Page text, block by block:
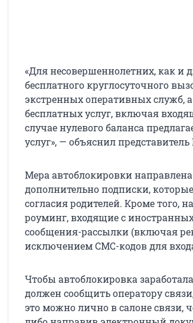
«Для несовершеннолетних, как и
бесплатного круглосуточного
экстренных оперативных служб,
бесплатных услуг, включая
случае нулевого баланса
услуг», — объяснил
Мера автоблокировки
дополнительно подписки,
согласия родителей. Кроме того,
роуминг, входящие с
сообщения-рассылки (включая
исключением СМС-кодов для
Чтобы автоблокировка
должен сообщить оператору
это можно лично в салоне связи,